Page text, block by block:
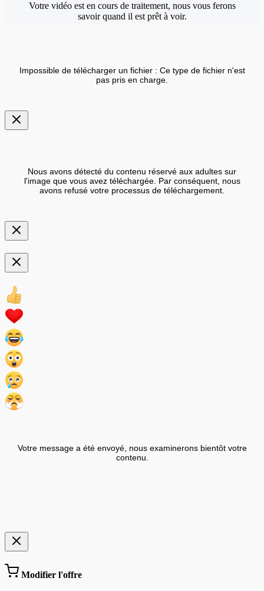
Votre vidéo est en cours de traitement, nous vous ferons
savoir quand il est prêt à voir.
Impossible de télécharger un fichier : Ce type de fichier n'est
pas pris en charge.
Nous avons détecté du contenu réservé aux adultes sur
l'image que vous avez téléchargée. Par conséquent, nous
avons refusé votre processus de téléchargement.
Votre message a été envoyé, nous examinerons bientôt votre
contenu.
Modifier l'offre